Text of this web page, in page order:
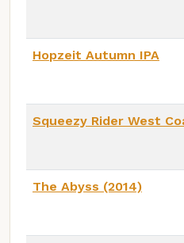
Hopzeit Autumn IPA
Squeezy Rider West
The Abyss (2014)